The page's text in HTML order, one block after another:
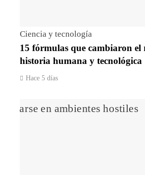
Ciencia y tecnología
15 fórmulas que cambiaron el
historia humana y tecnológica
Hace 5 días